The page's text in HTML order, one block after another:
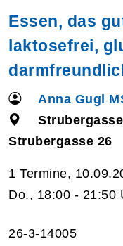
Essen, das
laktosefrei,
Anna Gugl
Strubergasse 26
1 Termine,
Do., 18:00 - 21:50
26-3-14005